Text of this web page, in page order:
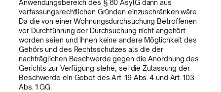
Anwendungsbereich des § 80 AsylG dann aus
verfassungsrechtlichen Gründen einzuschränken wäre.
Da die von einer Wohnungsdurchsuchung Betroffenen
vor Durchführung der Durchsuchung nicht angehört
worden seien und ihnen keine andere Möglichkeit des
Gehörs und des Rechtsschutzes als die der
nachträglichen Beschwerde gegen die Anordnung des
Gerichts zur Verfügung stehe, sei die Zulassung der
Beschwerde ein Gebot des Art. 19 Abs. 4 und Art. 103
Abs. 1 GG.